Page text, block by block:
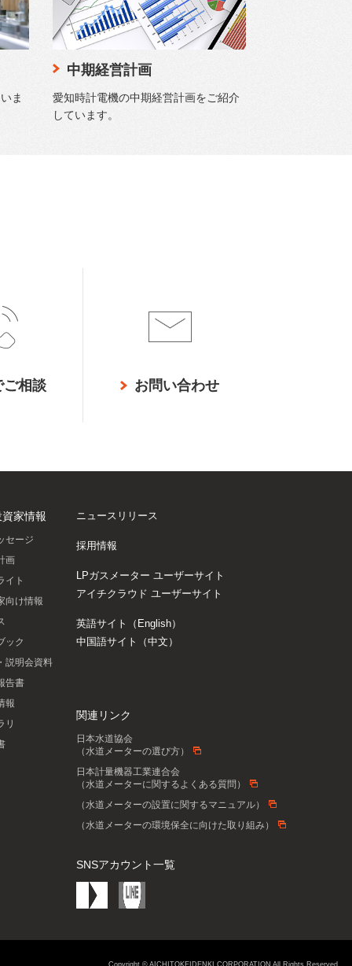
ま
中期経営計画
愛知時計電機の中期経営計画をご紹介
しています。
ご相談 お問い合わせ
家情報
セージ
画
イト
向け情報
ック
説明会資料
告書
報
リ
ニュースリリース
採用情報
LPガスメーター ユーザーサイト
アイチクラウド ユーザーサイト
英語サイト（English）
中国語サイト（中文）
関連リンク
日本水道協会
（水道メーターの選び方）
日本計量機器工業連合会
（水道メーターに関するよくある質問）
（水道メーターの設置に関するマニュアル）
（水道メーターの環境保全に向けた取り組み）
SNSアカウント一覧